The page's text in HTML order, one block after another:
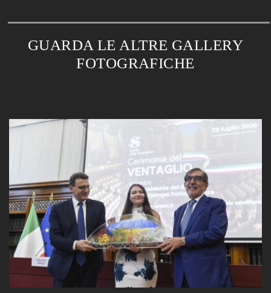
GUARDA LE ALTRE GALLERY
FOTOGRAFICHE